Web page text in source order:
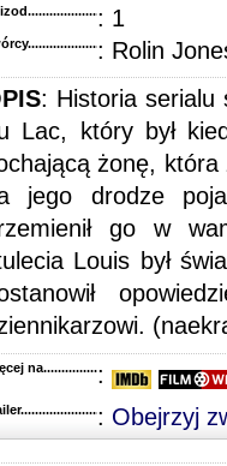
: 1
: Rolin
: Historia serialu
Lac, który był
żonę,
jego drodze
go w
Louis był
na........................................
:
: Obejrzyj